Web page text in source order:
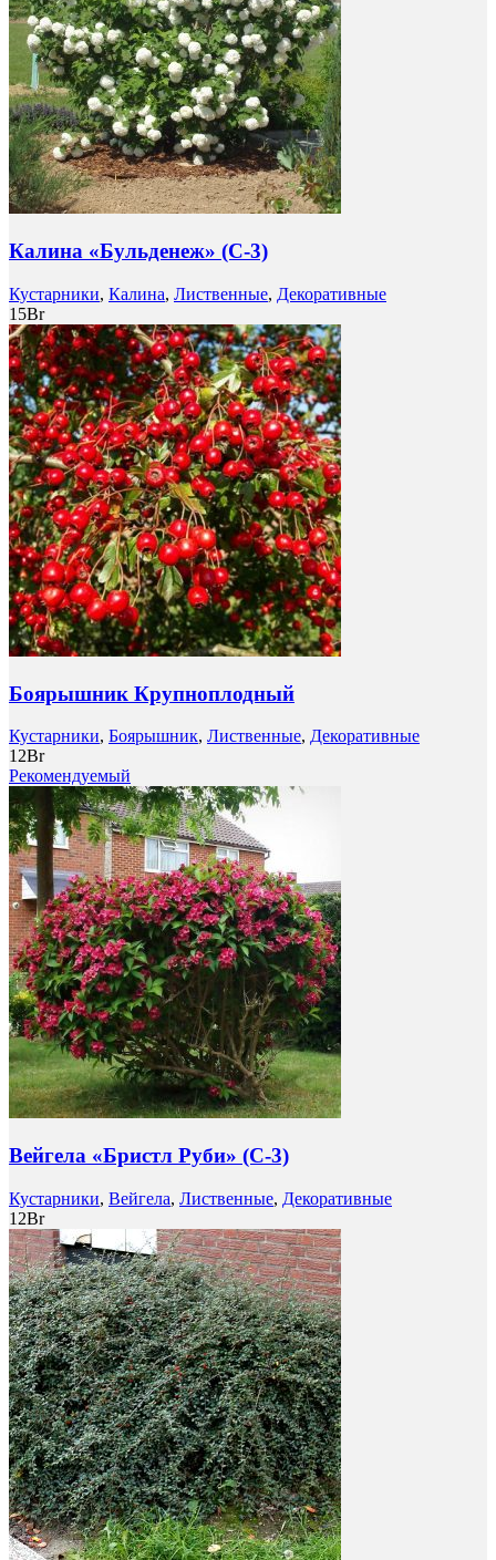
Калина «Бульденеж» (C-3)
Кустарники, Калина, Лиственные, Декоративные
15Br
Боярышник Крупноплодный
Кустарники, Боярышник, Лиственные, Декоративные
12Br
Рекомендуемый
Вейгела «Бристл Руби» (C-3)
Кустарники, Вейгела, Лиственные, Декоративные
12Br